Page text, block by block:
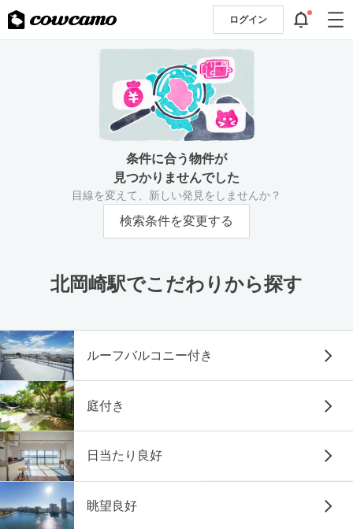
ログイン
条件に合う物件が
見つかりませんでした
目線を変えて、新しい発見をしませんか？
検索条件を変更する
北岡崎駅でこだわりから探す
ルーフバルコニー付き
庭付き
日当たり良好
眺望良好